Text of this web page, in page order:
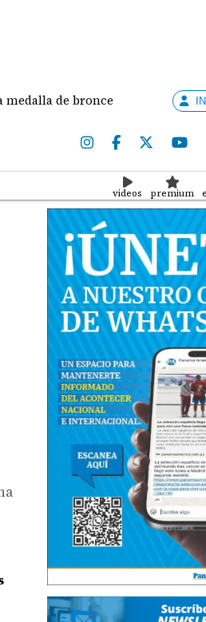
de bronce en salto largo
videos premium